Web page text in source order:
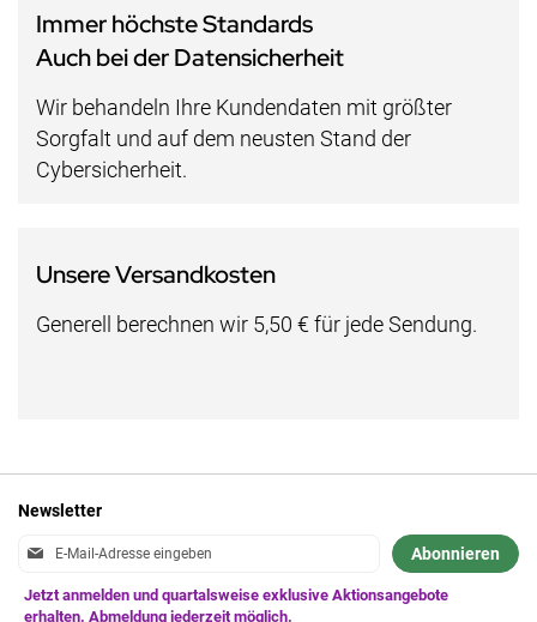
Immer höchste Standards
Auch bei der Datensicherheit
Wir behandeln Ihre Kundendaten mit größter
Sorgfalt und auf dem neusten Stand der
Cybersicherheit.
Unsere Versandkosten
Generell berechnen wir 5,50 € für jede Sendung.
Newsletter
Anmeldung
Newsletter:
Abonnieren